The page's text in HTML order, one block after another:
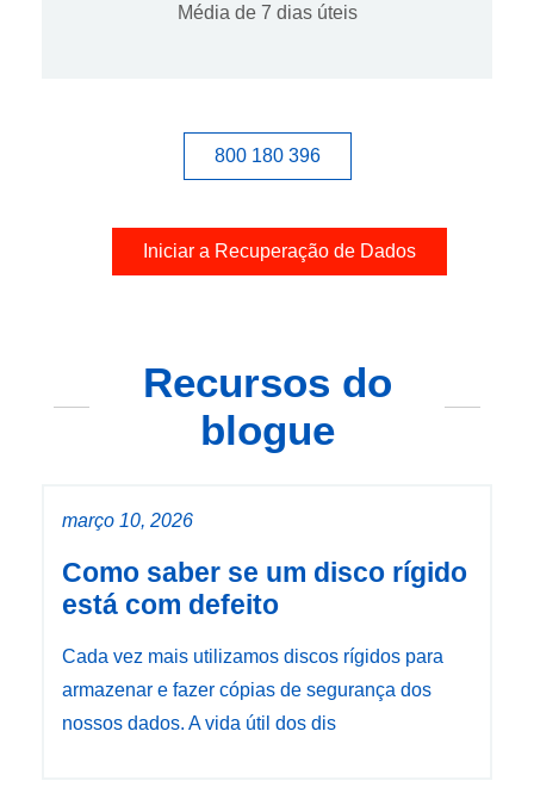
Média de 7 dias úteis
800 180 396
Iniciar a Recuperação de Dados
Recursos do
blogue
março 10, 2026
Como saber se um disco rígido
está com defeito
Cada vez mais utilizamos discos rígidos para
armazenar e fazer cópias de segurança dos
nossos dados. A vida útil dos dis